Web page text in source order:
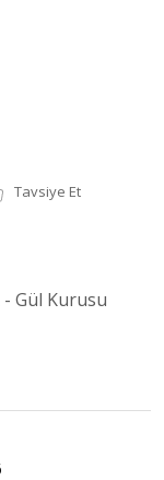
Tavsiye Et
- Gül Kurusu